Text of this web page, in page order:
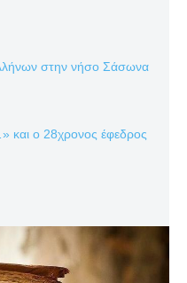
στην νήσο Σάσωνα
και ο 28χρονος έφεδρος